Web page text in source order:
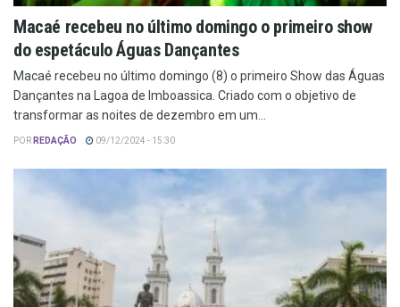
Macaé recebeu no último domingo o primeiro show
do espetáculo Águas Dançantes
Macaé recebeu no último domingo (8) o primeiro Show das Águas
Dançantes na Lagoa de Imboassica. Criado com o objetivo de
transformar as noites de dezembro em um...
POR REDAÇÃO 09/12/2024 - 15:30